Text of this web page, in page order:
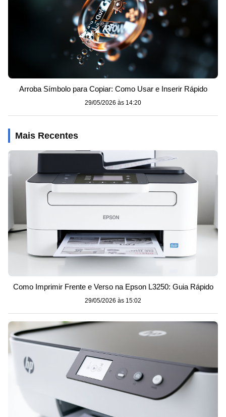
Arroba Símbolo para Copiar: Como Usar e Inserir Rápido
29/05/2026 às 14:20
Mais Recentes
Como Imprimir Frente e Verso na Epson L3250: Guia Rápido
29/05/2026 às 15:02